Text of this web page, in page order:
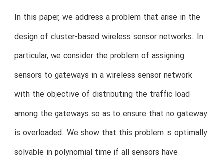
In this paper, we address a problem that arise in the
design of cluster-based wireless sensor networks. In
particular, we consider the problem of assigning
sensors to gateways in a wireless sensor network
with the objective of distributing the traffic load
among the gateways so as to ensure that no gateway
is overloaded. We show that this problem is optimally
solvable in polynomial time if all sensors have